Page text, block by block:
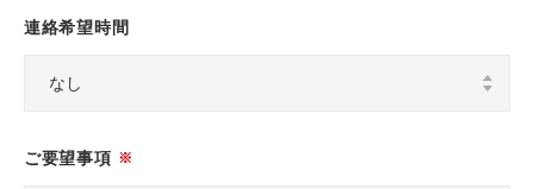
連絡希望時間
ご要望事項 ※